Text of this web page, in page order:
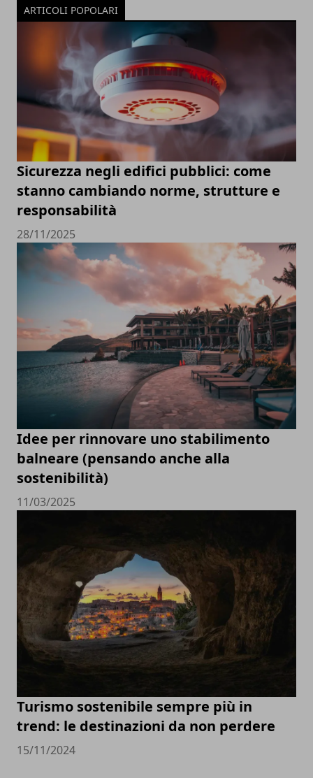
ARTICOLI POPOLARI
Sicurezza negli edifici pubblici: come
stanno cambiando norme, strutture e
responsabilità
28/11/2025
Idee per rinnovare uno stabilimento
balneare (pensando anche alla
sostenibilità)
11/03/2025
Turismo sostenibile sempre più in
trend: le destinazioni da non perdere
15/11/2024